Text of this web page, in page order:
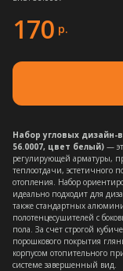
170 р.
Набор угловых дизайн-
56.0007, цвет белый) —
регулирующей арматуры,
теплоотдачи, эстетичного
отопления. Набор
идеально подходит для
также стандартных
полотенцесушителей с
пола. За счет строгой
порошкового покрытия
корпусом отопительного
системе завершенный вид.